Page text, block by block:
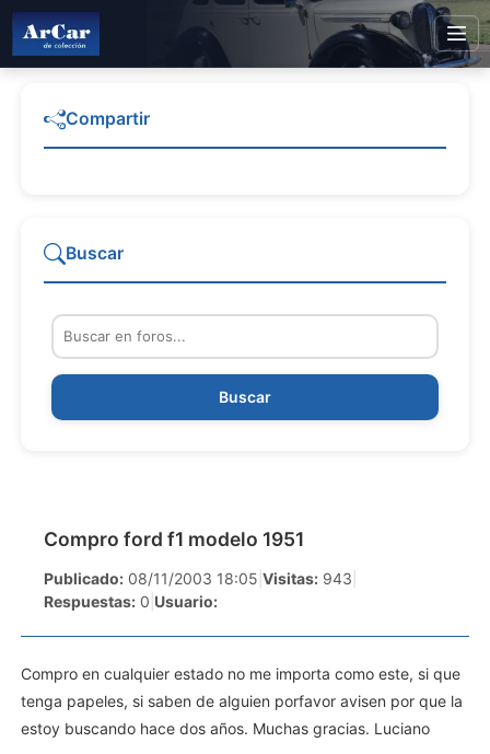
Compro ford f1 modelo 1951
Publicado: 08/11/2003 18:05 Visitas: 943
Respuestas: 0 Usuario:
Compro en cualquier estado no me importa como este, si que
tenga papeles, si saben de alguien porfavor avisen por que la
estoy buscando hace dos años. Muchas gracias. Luciano
Compartir
Buscar
Buscar